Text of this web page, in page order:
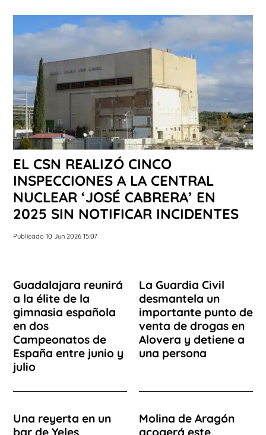
EL CSN REALIZÓ CINCO
INSPECCIONES A LA CENTRAL
NUCLEAR ‘JOSÉ CABRERA’ EN
2025 SIN NOTIFICAR INCIDENTES
Publicado 10 Jun 2026 15:07
Guadalajara reunirá
a la élite de la
gimnasia española
en dos
Campeonatos de
España entre junio y
julio
La Guardia Civil
desmantela un
importante punto de
venta de drogas en
Alovera y detiene a
una persona
Una reyerta en un
Molina de Aragón